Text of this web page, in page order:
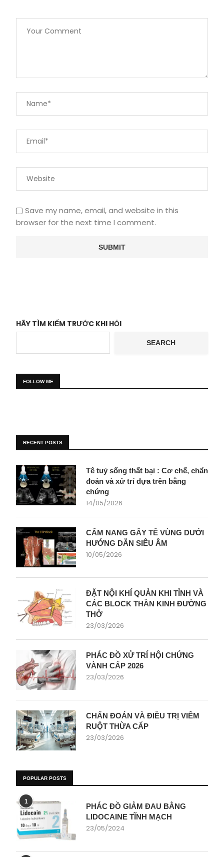
Save my name, email, and website in this
browser for the next time I comment.
HÃY TÌM KIẾM TRƯỚC KHI HỎI
SEARCH
FOLLOW ME
RECENT POSTS
Tê tuỷ sống thất bại : Cơ chế, chẩn
đoán và xử trí dựa trên bằng
chứng
14/05/2026
CẨM NANG GÂY TÊ VÙNG DƯỚI
HƯỚNG DẪN SIÊU ÂM
10/05/2026
ĐẶT NỘI KHÍ QUẢN KHI TỈNH VÀ
CÁC BLOCK THẦN KINH ĐƯỜNG
THỞ
23/03/2026
PHÁC ĐỒ XỬ TRÍ HỘI CHỨNG
VÀNH CẤP 2026
23/03/2026
CHẨN ĐOÁN VÀ ĐIỀU TRỊ VIÊM
RUỘT THỪA CẤP
23/03/2026
POPULAR POSTS
1
PHÁC ĐỒ GIẢM ĐAU BẰNG
LIDOCAINE TĨNH MẠCH
23/05/2024